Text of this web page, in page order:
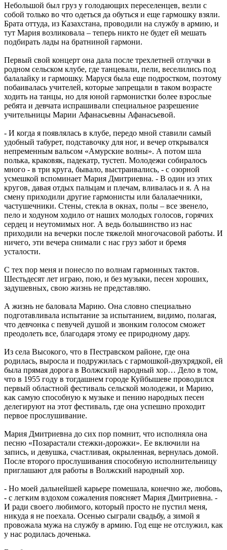
Небольшой был груз у голодающих переселенцев, везли с
собой только во что одеться да обуться и еще гармошку взяли.
Брата оттуда, из Казахстана, проводили на службу в армию, и
тут Мария возликовала – теперь никто не будет ей мешать
подбирать лады на братниной гармони.
Первый свой концерт она дала после трехлетней отлучки в
родном сельском клубе, где танцевали, пели, веселились под
балалайку и гармошку. Маруся была еще подростком, поэтому
побаивалась учителей, которые запрещали в таком возрасте
ходить на танцы, но для юной гармонистки более взрослые
ребята и девчата испрашивали специальное разрешение
учительницы Марии Афанасьевны Афанасьевой.
- И когда я появлялась в клубе, передо мной ставили самый
удобный табурет, подставочку для ног, и вечер открывался
непременным вальсом «Амурские волны». А потом шла
полька, краковяк, падекатр, тустеп. Молодежи собиралось
много - в три круга, бывало, выстраивались, - с озорной
усмешкой вспоминает Мария Дмитриевна. - В один из этих
кругов, давая отдых пальцам и плечам, вливалась и я. А на
смену приходили другие гармонисты или балалаечники,
частушечники. Стены, стекла в окнах, полы – все звенело,
пело и ходуном ходило от наших молодых голосов, горячих
сердец и неутомимых ног. А ведь большинство из нас
приходили на вечерки после тяжелой многочасовой работы. И
ничего, эти вечера снимали с нас груз забот и бремя
усталости.
С тех пор меня и понесло по волнам гармонных тактов.
Шестьдесят лет играю, пою, и без музыки, песен хороших,
задушевных, свою жизнь не представляю.
А жизнь не баловала Марию. Она словно специально
подготавливала испытание за испытанием, видимо, полагая,
что девчонка с певучей душой и звонким голосом сможет
преодолеть все, благодаря этому ее природному дару.
Из села Высокого, что в Пестравском районе, где она
родилась, выросла и подружилась с гармошкой-двухрядкой, ей
была прямая дорога в Волжский народный хор… Дело в том,
что в 1955 году в тогдашнем городе Куйбышеве проводился
первый областной фестиваль сельской молодежи, и Марию,
как самую способную к музыке и пению народных песен
делегируют на этот фестиваль, где она успешно проходит
первое прослушивание.
Мария Дмитриевна до сих пор помнит, что исполняла она
песню «Позарастали стежки-дорожки». Ее включили на
запись, и девушка, счастливая, окрыленная, вернулась домой.
После второго прослушивания способную исполнительницу
приглашают для работы в Волжский народный хор.
- Но моей дальнейшей карьере помешала, конечно же, любовь,
- с легким вздохом сожаления поясняет Мария Дмитриевна. -
И ради своего любимого, который просто не пустил меня,
никуда я не поехала. Осенью сыграли свадьбу, а зимой я
провожала мужа на службу в армию. Год еще не отслужил, как
у нас родилась доченька.